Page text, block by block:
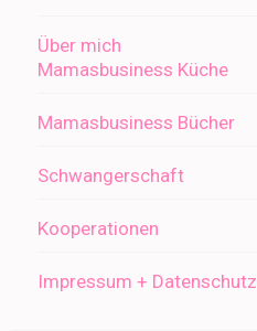
Über mich
Mamasbusiness Küche
Mamasbusiness Bücher
Schwangerschaft
Kooperationen
Impressum + Datenschutz